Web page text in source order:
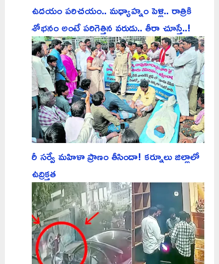
ఉదయం పరిచయం.. మధ్యాహ్నం పెళ్లి.. రాత్రికి
శోభనం అంటే పరిగెత్తిన వరుడు.. తీరా చూస్తే..!
రీ సర్వే మహిళా ప్రాణం తీసిందా! కర్నూలు జిల్లాలో
ఉద్రిక్తత